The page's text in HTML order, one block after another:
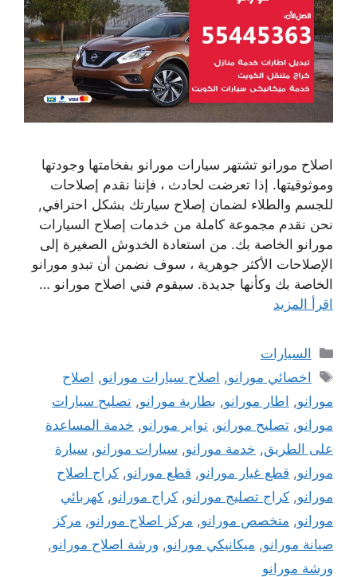
اصلاح مورانو تشتهر سيارات مورانو بفخامتها وجودتها
وموثوقيتها. إذا تعرضت لحادث ، فإننا نقدم إصلاحات
للجسم والطلاء لضمان إصلاح سيارتك بشكل احترافي,
نحن نقدم مجموعة كاملة من خدمات إصلاح السيارات
مورانو الخاصة بك. من استعادة الخدوش الصغيرة إلى
الإصلاحات الأكثر جوهرية ، سوف نضمن أن تبدو مورانو
الخاصة بك وكأنها جديدة. سيقوم فني اصلاح مورانو …
اقرأ المزيد
التصنيفات
السيارات
الوسوم
اخصائي مورانو, اصلاح سيارات مورانو, اصلاح
مورانو, اطار مورانو, بطارية مورانو, تصليح سيارات
مورانو, تصليح مورانو, تواير مورانو, خدمة المساعدة
على الطريق, خدمة مورانو, سيارات مورانو, سيارة
مورانو, قطع غيار مورانو, قطع مورانو, كراج اصلاح
مورانو, كراج تصليج مورانو, كراج مورانو, كهربائي
مورانو, متخصص مورانو, مركز اصلاح مورانو, مركز
صيانة مورانو, ميكانيكي مورانو, ورشة اصلاح مورانو,
ورشة مورانو